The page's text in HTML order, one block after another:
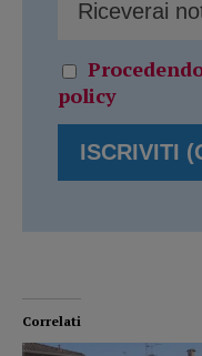
policy
Correlati